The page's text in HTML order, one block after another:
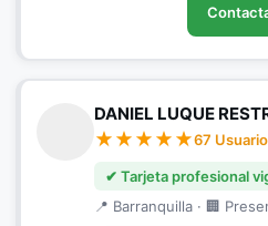
DANIEL LUQUE
67
✔ Tarjeta profesional
📍 Barranquilla · 🏢